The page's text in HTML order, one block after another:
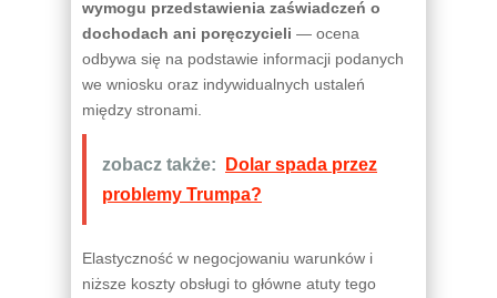
wymogu przedstawienia zaświadczeń o
dochodach ani poręczycieli — ocena
odbywa się na podstawie informacji podanych
we wniosku oraz indywidualnych ustaleń
między stronami.
zobacz także:
Dolar spada przez
problemy Trumpa?
Elastyczność w negocjowaniu warunków i
niższe koszty obsługi to główne atuty tego